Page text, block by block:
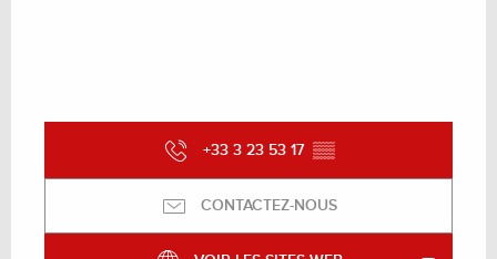
+33 3 23 53 17 ▒▒
CONTACTEZ-NOUS